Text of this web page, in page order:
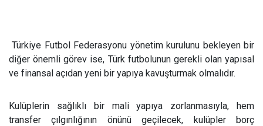
Türkiye Futbol Federasyonu yönetim kurulunu bekleyen bir
diğer önemli görev ise, Türk futbolunun gerekli olan yapısal
ve finansal açıdan yeni bir yapıya kavuşturmak olmalıdır.
Kulüplerin sağlıklı bir mali yapıya zorlanmasıyla, hem
transfer çılgınlığının önünü geçilecek, kulüpler borç